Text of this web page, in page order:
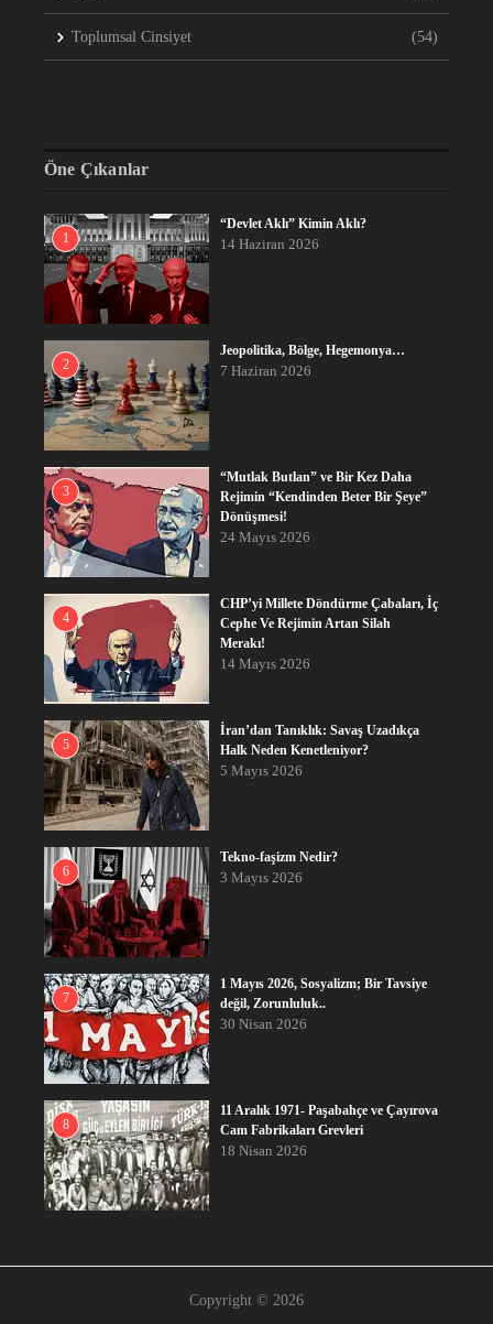
Toplumsal Cinsiyet (54)
Öne Çıkanlar
1
“Devlet Aklı” Kimin Aklı?
14 Haziran 2026
2
Jeopolitika, Bölge, Hegemonya…
7 Haziran 2026
3
“Mutlak Butlan” ve Bir Kez Daha
Rejimin “Kendinden Beter Bir Şeye”
Dönüşmesi!
24 Mayıs 2026
4
CHP’yi Millete Döndürme Çabaları, İç
Cephe Ve Rejimin Artan Silah
Merakı!
14 Mayıs 2026
5
İran’dan Tanıklık: Savaş Uzadıkça
Halk Neden Kenetleniyor?
5 Mayıs 2026
6
Tekno-faşizm Nedir?
3 Mayıs 2026
7
1 Mayıs 2026, Sosyalizm; Bir Tavsiye
değil, Zorunluluk..
30 Nisan 2026
8
11 Aralık 1971- Paşabahçe ve Çayırova
Cam Fabrikaları Grevleri
18 Nisan 2026
Copyright © 2026